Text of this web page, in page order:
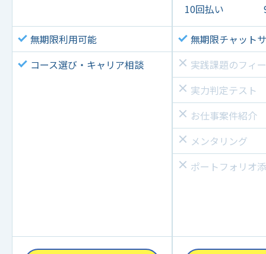
無期限利用可能
コース選び・キャリア相談
10回払い
無期限チャット
実践課題のフィ
実力判定テスト
お仕事案件紹介
メンタリング
ポートフォリオ